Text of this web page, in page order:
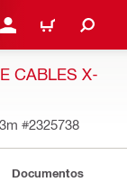
SESIÓN O
CARRITO
CABLES X-
#2325738
Documentos